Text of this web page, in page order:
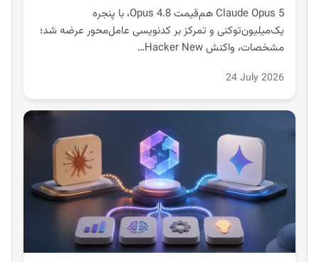
Claude Opus 5 هم‌قیمت Opus 4.8، با پنجره
یک‌میلیون‌توکنی و تمرکز بر کدنویسی عامل‌محور عرضه شد؛
مشخصات، واکنش Hacker New…
24 July 2026